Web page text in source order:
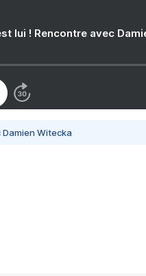
lui ! Rencontre avec
Witecka